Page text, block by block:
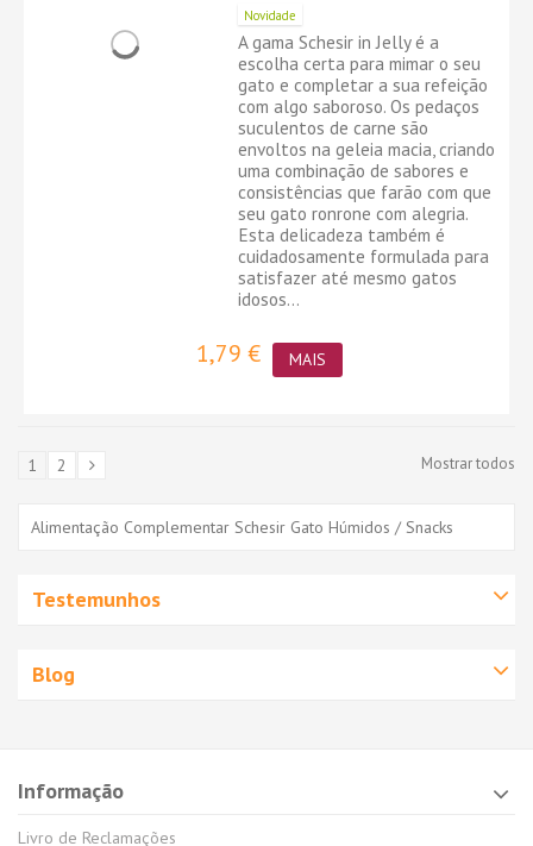
Novidade
A gama Schesir in Jelly é a
escolha certa para mimar o seu
gato e completar a sua refeição
com algo saboroso. Os pedaços
suculentos de carne são
envoltos na geleia macia, criando
uma combinação de sabores e
consistências que farão com que
seu gato ronrone com alegria.
Esta delicadeza também é
cuidadosamente formulada para
satisfazer até mesmo gatos
idosos...
1,79 € MAIS
Mostrar todos
1 2
Alimentação Complementar Schesir Gato Húmidos / Snacks
Testemunhos
Blog
Informação
Livro de Reclamações